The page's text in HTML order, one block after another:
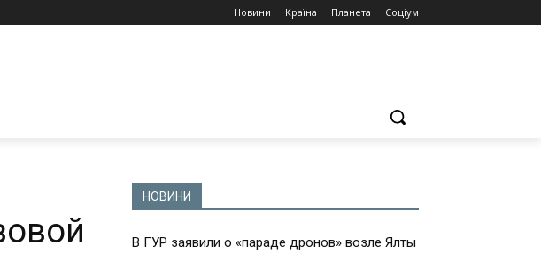
Новини Країна Планета Соціум
НОВИНИ
В ГУР заявили о «параде дронов» возле Ялты